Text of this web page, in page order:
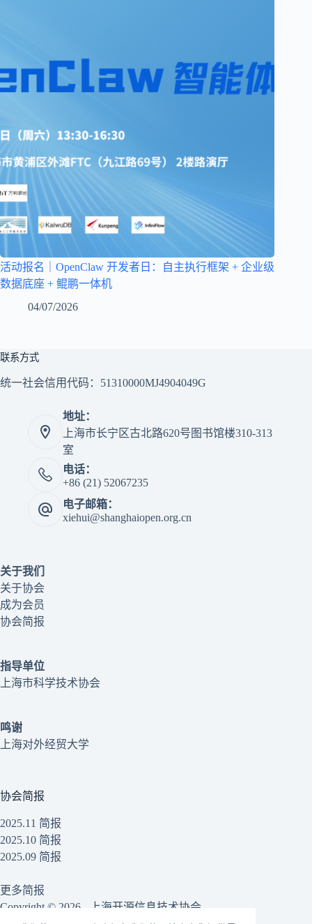
活动报名｜OpenClaw 开发者日：自主执行框架 + 企业级
数据底座 + 鲲鹏一体机
04/07/2026
联系方式
统一社会信用代码：51310000MJ4904049G
地址：
上海市长宁区古北路620号图书馆楼310-313
室
电话：
+86 (21) 52067235
电子邮箱：
xiehui@shanghaiopen.org.cn
关于我们
关于协会
成为会员
协会简报
指导单位
上海市科学技术协会
鸣谢
上海对外经贸大学
协会简报
2025.11 简报
2025.10 简报
2025.09 简报
更多简报
Copyright © 2026 - 上海开源信息技术协会